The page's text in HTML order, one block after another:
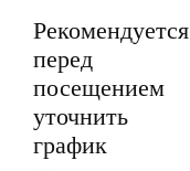
Рекомендуется
перед
посещением
уточнить
график